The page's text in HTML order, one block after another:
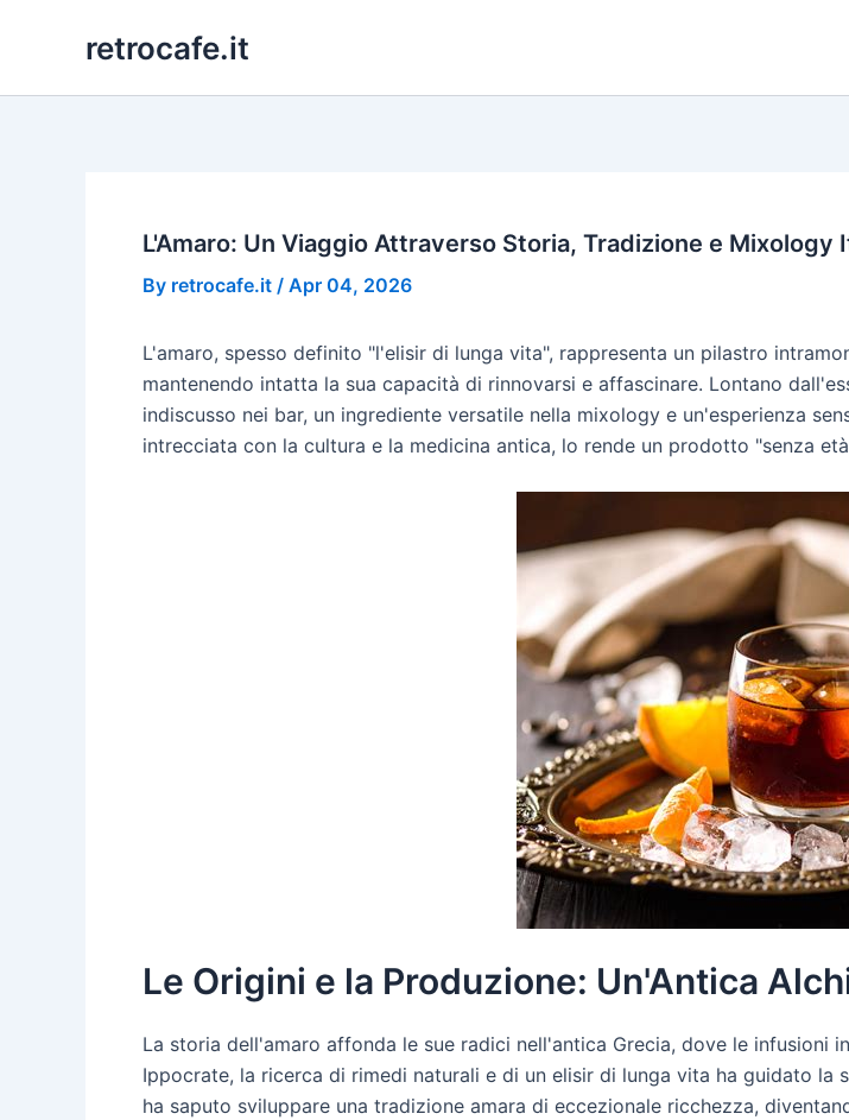
retrocafe.it
L'Amaro: Un Viaggio Attraverso Storia, Tradizione e Mixology
By retrocafe.it / Apr 04, 2026
L'amaro, spesso definito "l'elisir di lunga vita", rappresenta un pilastro
mantenendo intatta la sua capacità di rinnovarsi e affascinare. Lontano
indiscusso nei bar, un ingrediente versatile nella mixology e un'esperienza
intrecciata con la cultura e la medicina antica, lo rende un prodotto "senza
Le Origini e la Produzione: Un'Antica
La storia dell'amaro affonda le sue radici nell'antica Grecia, dove le infusioni
Ippocrate, la ricerca di rimedi naturali e di un elisir di lunga vita ha guidato
ha saputo sviluppare una tradizione amara di eccezionale ricchezza,